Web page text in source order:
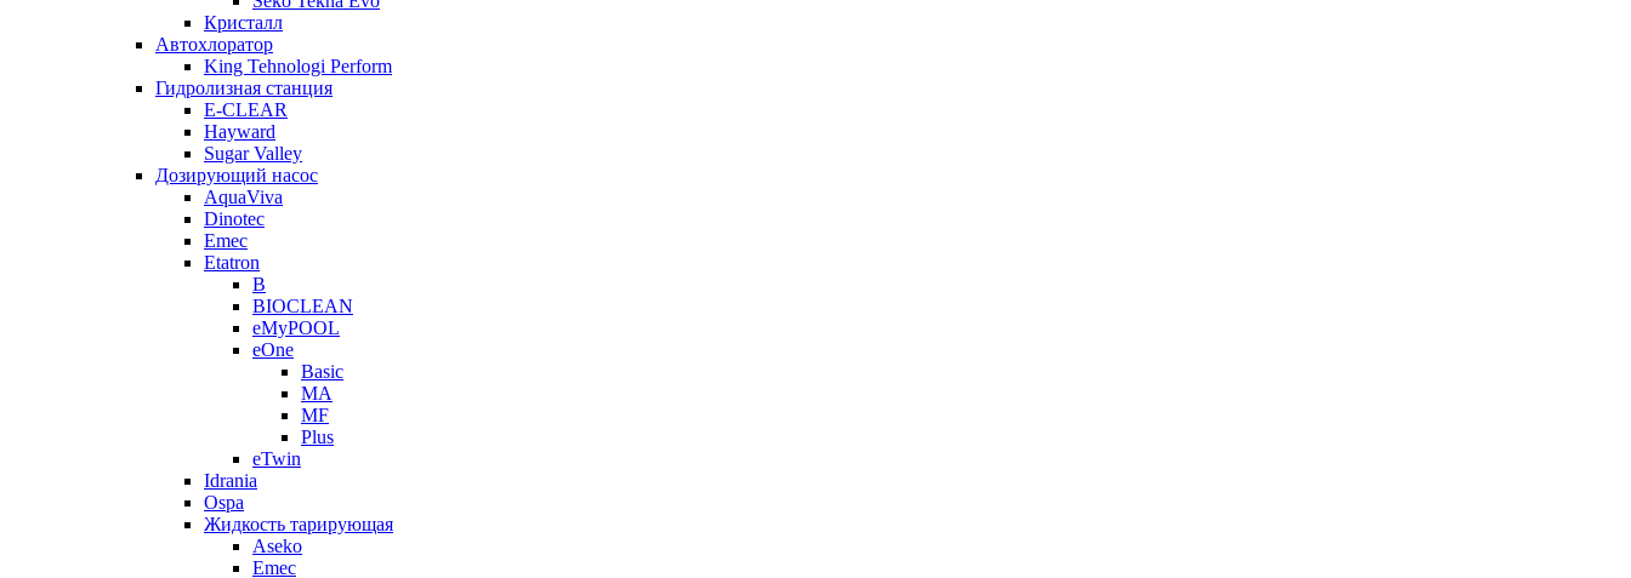
Кристалл
Автохлоратор
King Tehnologi Perform
Гидролизная станция
E-CLEAR
Hayward
Sugar Valley
Дозирующий насос
AquaViva
Dinotec
Emec
Etatron
B
BIOCLEAN
eMyPOOL
eOne
Basic
MA
MF
Plus
eTwin
Idrania
Ospa
Жидкость тарирующая
Aseko
Emec